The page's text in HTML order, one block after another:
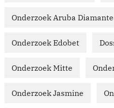
Onderzoek Aruba Diamante
Onderzoek Edobet
Onderzoek Mitte
Onderzoek Jasmine